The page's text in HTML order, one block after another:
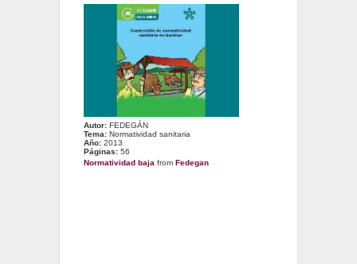
Autor: FEDEGÁN
Tema: Normatividad sanitaria
Año: 2013
Páginas: 56
Normatividad baja from Fedegan